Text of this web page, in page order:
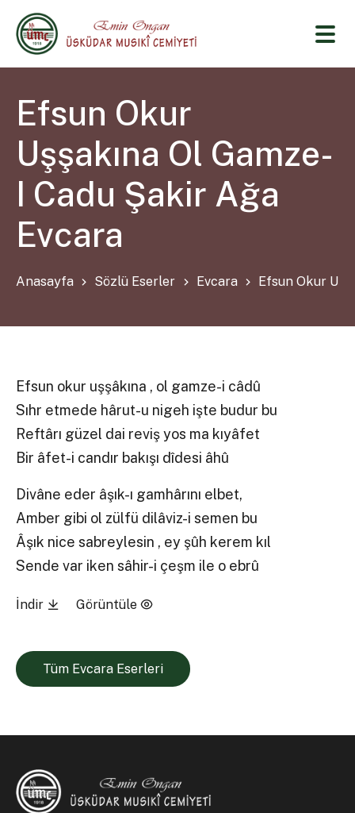
Efsun Okur
Uşşakına Ol Gamze-
I Cadu Şakir Ağa
Evcara
Anasayfa Sözlü Eserler Evcara Efsun Okur
Efsun okur uşşâkına , ol gamze-i câdû
Sıhr etmede hârut-u nigeh işte budur bu
Reftârı güzel dai reviş yos ma kıyâfet
Bir âfet-i candır bakışı dîdesi âhû
Divâne eder âşık-ı gamhârını elbet,
Amber gibi ol zülfü dilâviz-i semen bu
Âşık nice sabreylesin , ey şûh kerem kıl
Sende var iken sâhir-i çeşm ile o ebrû
İndir Görüntüle
Tüm Evcara Eserleri